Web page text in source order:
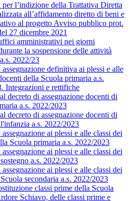
per l’indizione della Trattativa Diretta
all’affidamento diretto di beni e
al progetto Avviso pubblico prot.
27 dicembre 2021
amministrativi nei giorni
la sospensione delle attività
2022/23
definitiva ai plessi e alle
della Scuola primaria a.s.
Integrazioni e rettifiche
decreto di assegnazione docenti di
a.s. 2022/2023
decreto di assegnazione docenti di
a.s. 2022/2023
ai plessi e alle classi dei
Scuola primaria a.s. 2022/2023
ai plessi e alle classi dei
a.s. 2022/2023
ai plessi e alle classi dei
secondaria a.s. 2022/2023
classi prime della Scuola
Schiavo, delle classi prime e